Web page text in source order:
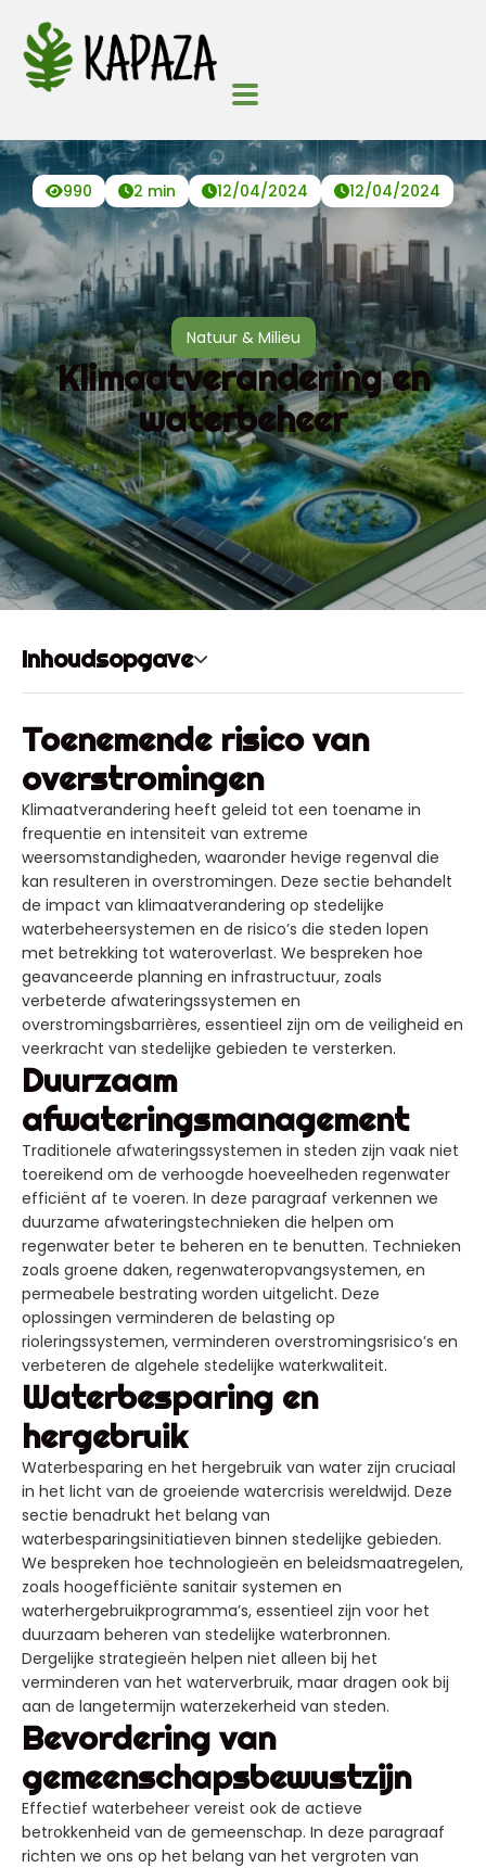
990 2 min 12/04/2024 12/04/2024
Natuur & Milieu
Klimaatverandering en
waterbeheer
Inhoudsopgave
Toenemende risico van
overstromingen
Klimaatverandering heeft geleid tot een toename in
frequentie en intensiteit van extreme
weersomstandigheden, waaronder hevige regenval die
kan resulteren in overstromingen. Deze sectie behandelt
de impact van klimaatverandering op stedelijke
waterbeheersystemen en de risico’s die steden lopen
met betrekking tot wateroverlast. We bespreken hoe
geavanceerde planning en infrastructuur, zoals
verbeterde afwateringssystemen en
overstromingsbarrières, essentieel zijn om de veiligheid en
veerkracht van stedelijke gebieden te versterken.
Duurzaam
afwateringsmanagement
Traditionele afwateringssystemen in steden zijn vaak niet
toereikend om de verhoogde hoeveelheden regenwater
efficiënt af te voeren. In deze paragraaf verkennen we
duurzame afwateringstechnieken die helpen om
regenwater beter te beheren en te benutten. Technieken
zoals groene daken, regenwateropvangsystemen, en
permeabele bestrating worden uitgelicht. Deze
oplossingen verminderen de belasting op
rioleringssystemen, verminderen overstromingsrisico’s en
verbeteren de algehele stedelijke waterkwaliteit.
Waterbesparing en
hergebruik
Waterbesparing en het hergebruik van water zijn cruciaal
in het licht van de groeiende watercrisis wereldwijd. Deze
sectie benadrukt het belang van
waterbesparingsinitiatieven binnen stedelijke gebieden.
We bespreken hoe technologieën en beleidsmaatregelen,
zoals hoogefficiënte sanitair systemen en
waterhergebruikprogramma’s, essentieel zijn voor het
duurzaam beheren van stedelijke waterbronnen.
Dergelijke strategieën helpen niet alleen bij het
verminderen van het waterverbruik, maar dragen ook bij
aan de langetermijn waterzekerheid van steden.
Bevordering van
gemeenschapsbewustzijn
Effectief waterbeheer vereist ook de actieve
betrokkenheid van de gemeenschap. In deze paragraaf
richten we ons op het belang van het vergroten van